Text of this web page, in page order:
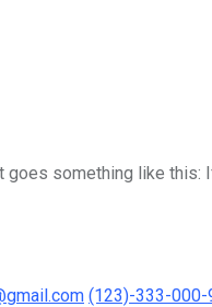
something like this:
(123)-333-000-